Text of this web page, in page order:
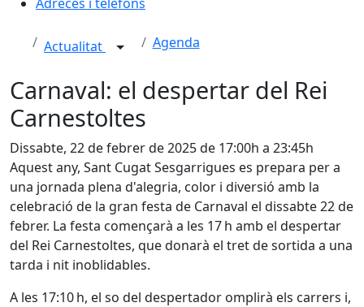
Actualitat Agenda
Carnaval: el despertar del Rei
Carnestoltes
Dissabte, 22 de febrer de 2025 de 17:00h a 23:45h
Aquest any, Sant Cugat Sesgarrigues es prepara per a
una jornada plena d'alegria, color i diversió amb la
celebració de la gran festa de Carnaval el dissabte 22 de
febrer. La festa començarà a les 17 h amb el despertar
del Rei Carnestoltes, que donarà el tret de sortida a una
tarda i nit inoblidables.
A les 17:10 h, el so del despertador omplirà els carrers i,